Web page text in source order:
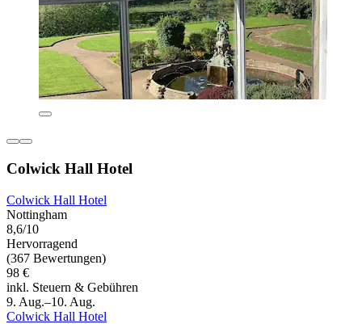
Colwick Hall Hotel
Colwick Hall Hotel
Nottingham
8,6/10
Hervorragend
(367 Bewertungen)
98 €
inkl. Steuern & Gebühren
9. Aug.–10. Aug.
Colwick Hall Hotel